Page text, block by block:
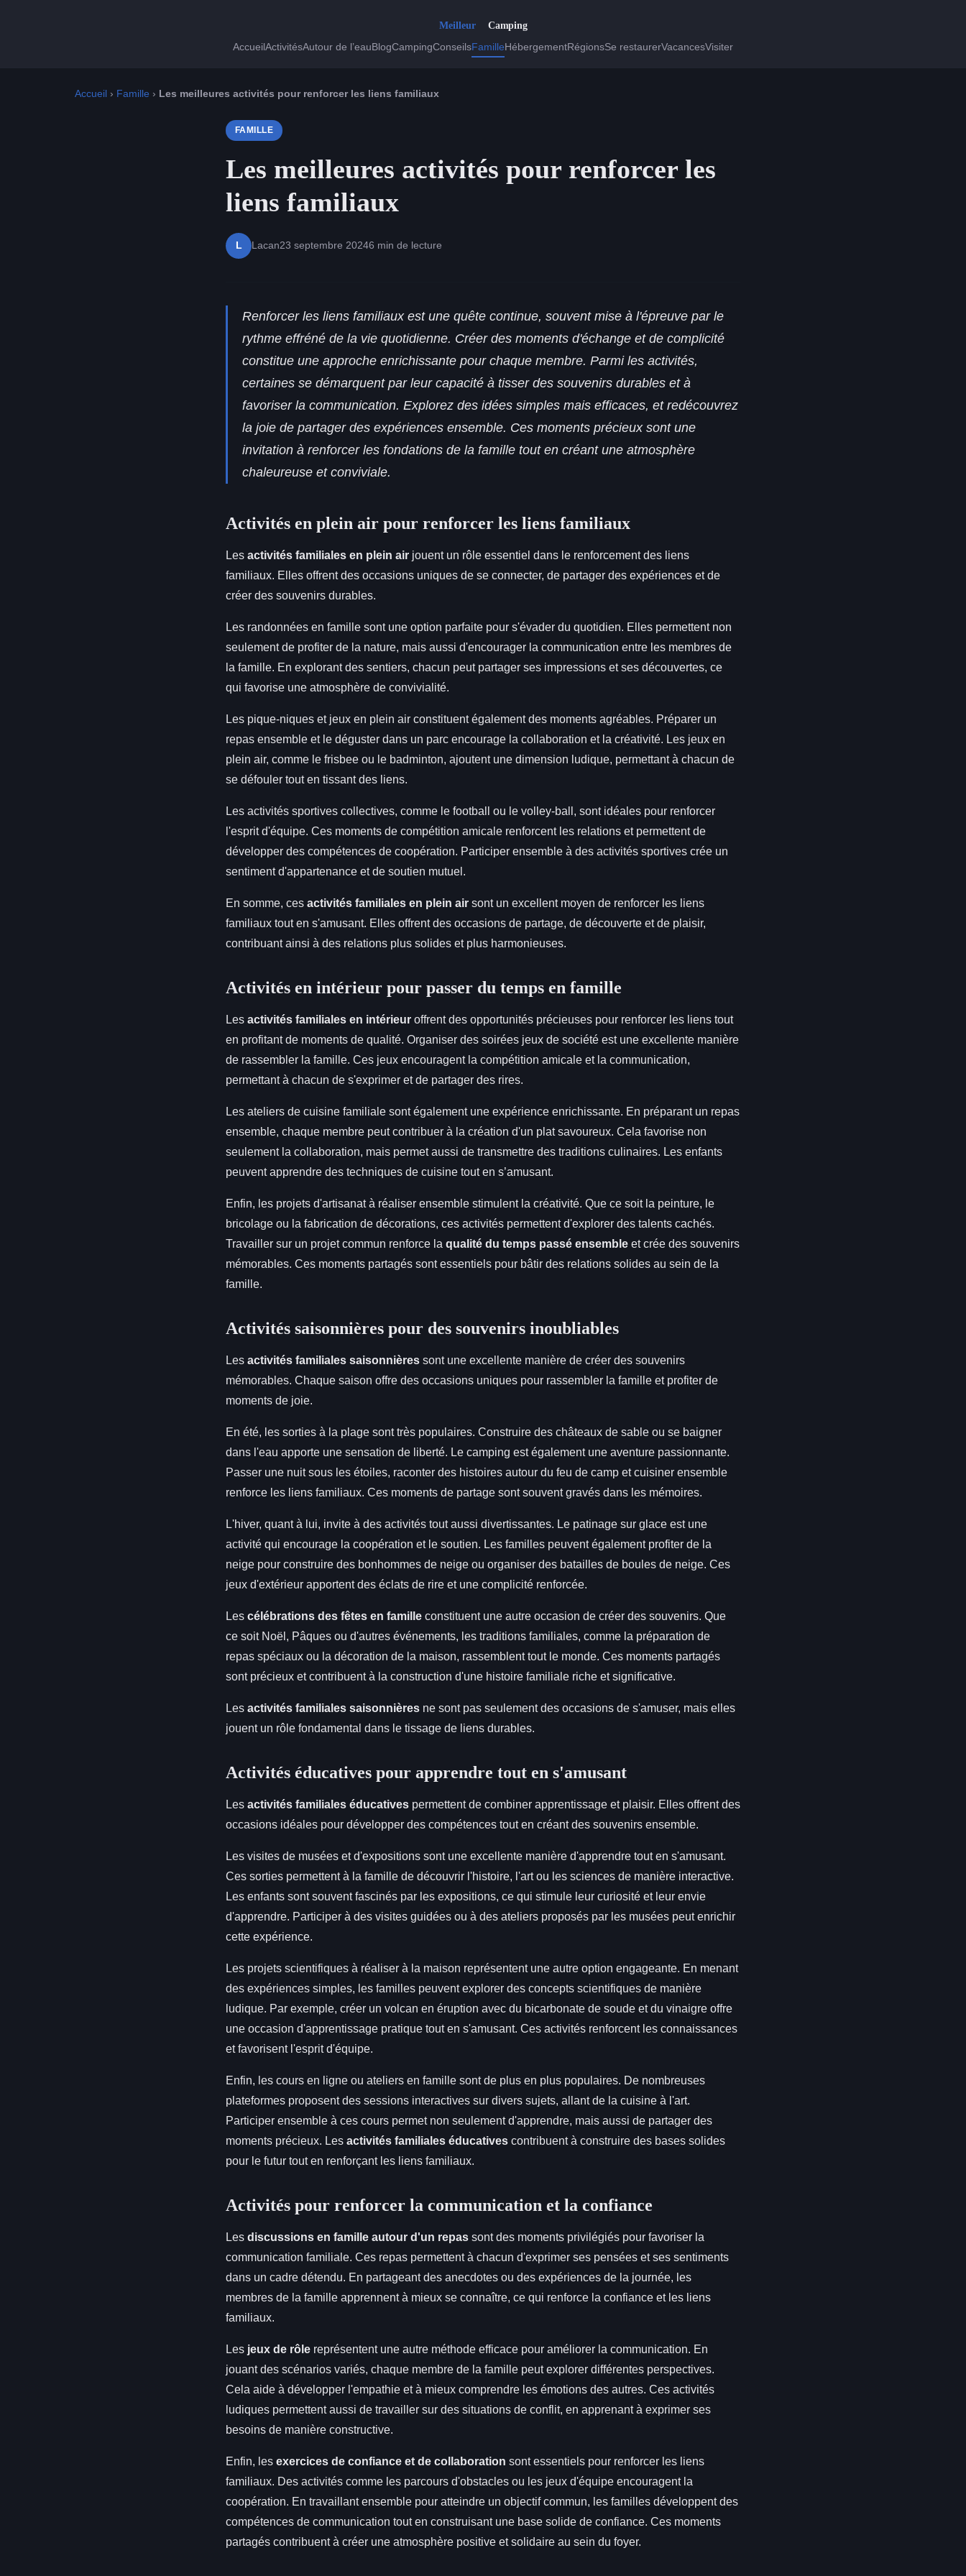
AccueilActivitésAutour de l’eauBlogCampingConseilsFamilleHébergementRégionsSe restaurerVacancesVisiter
Accueil › Famille › Les meilleures activités pour renforcer les liens familiaux
FAMILLE
Les meilleures activités pour renforcer les
liens familiaux
L Lacan23 septembre 20246 min de lecture
Renforcer les liens familiaux est une quête continue, souvent mise à l'épreuve par le
rythme effréné de la vie quotidienne. Créer des moments d'échange et de complicité
constitue une approche enrichissante pour chaque membre. Parmi les activités,
certaines se démarquent par leur capacité à tisser des souvenirs durables et à
favoriser la communication. Explorez des idées simples mais efficaces, et redécouvrez
la joie de partager des expériences ensemble. Ces moments précieux sont une
invitation à renforcer les fondations de la famille tout en créant une atmosphère
chaleureuse et conviviale.
Activités en plein air pour renforcer les liens familiaux
Les activités familiales en plein air jouent un rôle essentiel dans le renforcement des liens
familiaux. Elles offrent des occasions uniques de se connecter, de partager des expériences et de
créer des souvenirs durables.
Les randonnées en famille sont une option parfaite pour s'évader du quotidien. Elles permettent non
seulement de profiter de la nature, mais aussi d'encourager la communication entre les membres de
la famille. En explorant des sentiers, chacun peut partager ses impressions et ses découvertes, ce
qui favorise une atmosphère de convivialité.
Les pique-niques et jeux en plein air constituent également des moments agréables. Préparer un
repas ensemble et le déguster dans un parc encourage la collaboration et la créativité. Les jeux en
plein air, comme le frisbee ou le badminton, ajoutent une dimension ludique, permettant à chacun de
se défouler tout en tissant des liens.
Les activités sportives collectives, comme le football ou le volley-ball, sont idéales pour renforcer
l'esprit d'équipe. Ces moments de compétition amicale renforcent les relations et permettent de
développer des compétences de coopération. Participer ensemble à des activités sportives crée un
sentiment d'appartenance et de soutien mutuel.
En somme, ces activités familiales en plein air sont un excellent moyen de renforcer les liens
familiaux tout en s'amusant. Elles offrent des occasions de partage, de découverte et de plaisir,
contribuant ainsi à des relations plus solides et plus harmonieuses.
Activités en intérieur pour passer du temps en famille
Les activités familiales en intérieur offrent des opportunités précieuses pour renforcer les liens tout
en profitant de moments de qualité. Organiser des soirées jeux de société est une excellente manière
de rassembler la famille. Ces jeux encouragent la compétition amicale et la communication,
permettant à chacun de s'exprimer et de partager des rires.
Les ateliers de cuisine familiale sont également une expérience enrichissante. En préparant un repas
ensemble, chaque membre peut contribuer à la création d'un plat savoureux. Cela favorise non
seulement la collaboration, mais permet aussi de transmettre des traditions culinaires. Les enfants
peuvent apprendre des techniques de cuisine tout en s’amusant.
Enfin, les projets d'artisanat à réaliser ensemble stimulent la créativité. Que ce soit la peinture, le
bricolage ou la fabrication de décorations, ces activités permettent d'explorer des talents cachés.
Travailler sur un projet commun renforce la qualité du temps passé ensemble et crée des souvenirs
mémorables. Ces moments partagés sont essentiels pour bâtir des relations solides au sein de la
famille.
Activités saisonnières pour des souvenirs inoubliables
Les activités familiales saisonnières sont une excellente manière de créer des souvenirs
mémorables. Chaque saison offre des occasions uniques pour rassembler la famille et profiter de
moments de joie.
En été, les sorties à la plage sont très populaires. Construire des châteaux de sable ou se baigner
dans l'eau apporte une sensation de liberté. Le camping est également une aventure passionnante.
Passer une nuit sous les étoiles, raconter des histoires autour du feu de camp et cuisiner ensemble
renforce les liens familiaux. Ces moments de partage sont souvent gravés dans les mémoires.
L'hiver, quant à lui, invite à des activités tout aussi divertissantes. Le patinage sur glace est une
activité qui encourage la coopération et le soutien. Les familles peuvent également profiter de la
neige pour construire des bonhommes de neige ou organiser des batailles de boules de neige. Ces
jeux d'extérieur apportent des éclats de rire et une complicité renforcée.
Les célébrations des fêtes en famille constituent une autre occasion de créer des souvenirs. Que
ce soit Noël, Pâques ou d'autres événements, les traditions familiales, comme la préparation de
repas spéciaux ou la décoration de la maison, rassemblent tout le monde. Ces moments partagés
sont précieux et contribuent à la construction d'une histoire familiale riche et significative.
Les activités familiales saisonnières ne sont pas seulement des occasions de s'amuser, mais elles
jouent un rôle fondamental dans le tissage de liens durables.
Activités éducatives pour apprendre tout en s'amusant
Les activités familiales éducatives permettent de combiner apprentissage et plaisir. Elles offrent des
occasions idéales pour développer des compétences tout en créant des souvenirs ensemble.
Les visites de musées et d'expositions sont une excellente manière d'apprendre tout en s'amusant.
Ces sorties permettent à la famille de découvrir l'histoire, l'art ou les sciences de manière interactive.
Les enfants sont souvent fascinés par les expositions, ce qui stimule leur curiosité et leur envie
d'apprendre. Participer à des visites guidées ou à des ateliers proposés par les musées peut enrichir
cette expérience.
Les projets scientifiques à réaliser à la maison représentent une autre option engageante. En menant
des expériences simples, les familles peuvent explorer des concepts scientifiques de manière
ludique. Par exemple, créer un volcan en éruption avec du bicarbonate de soude et du vinaigre offre
une occasion d'apprentissage pratique tout en s'amusant. Ces activités renforcent les connaissances
et favorisent l'esprit d'équipe.
Enfin, les cours en ligne ou ateliers en famille sont de plus en plus populaires. De nombreuses
plateformes proposent des sessions interactives sur divers sujets, allant de la cuisine à l'art.
Participer ensemble à ces cours permet non seulement d'apprendre, mais aussi de partager des
moments précieux. Les activités familiales éducatives contribuent à construire des bases solides
pour le futur tout en renforçant les liens familiaux.
Activités pour renforcer la communication et la confiance
Les discussions en famille autour d'un repas sont des moments privilégiés pour favoriser la
communication familiale. Ces repas permettent à chacun d'exprimer ses pensées et ses sentiments
dans un cadre détendu. En partageant des anecdotes ou des expériences de la journée, les
membres de la famille apprennent à mieux se connaître, ce qui renforce la confiance et les liens
familiaux.
Les jeux de rôle représentent une autre méthode efficace pour améliorer la communication. En
jouant des scénarios variés, chaque membre de la famille peut explorer différentes perspectives.
Cela aide à développer l'empathie et à mieux comprendre les émotions des autres. Ces activités
ludiques permettent aussi de travailler sur des situations de conflit, en apprenant à exprimer ses
besoins de manière constructive.
Enfin, les exercices de confiance et de collaboration sont essentiels pour renforcer les liens
familiaux. Des activités comme les parcours d'obstacles ou les jeux d'équipe encouragent la
coopération. En travaillant ensemble pour atteindre un objectif commun, les familles développent des
compétences de communication tout en construisant une base solide de confiance. Ces moments
partagés contribuent à créer une atmosphère positive et solidaire au sein du foyer.